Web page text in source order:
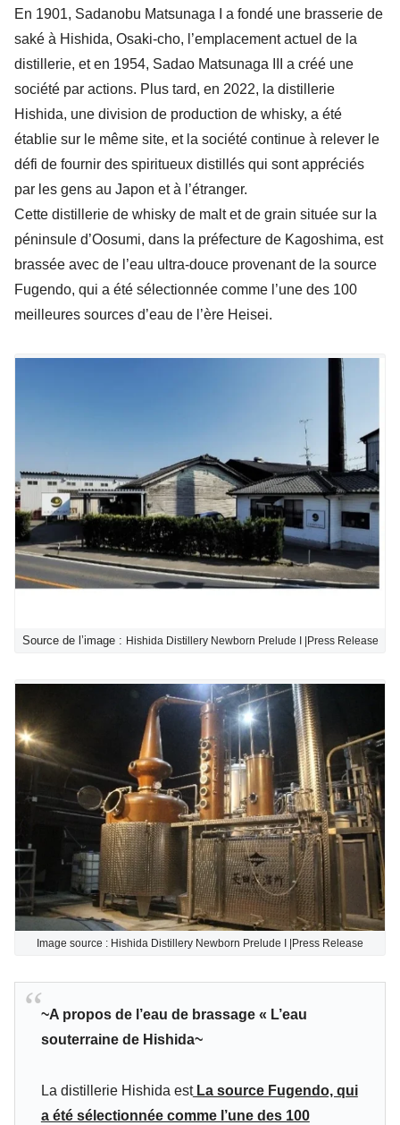
En 1901, Sadanobu Matsunaga I a fondé une brasserie de
saké à Hishida, Osaki-cho, l’emplacement actuel de la
distillerie, et en 1954, Sadao Matsunaga III a créé une
société par actions. Plus tard, en 2022, la distillerie
Hishida, une division de production de whisky, a été
établie sur le même site, et la société continue à relever le
défi de fournir des spiritueux distillés qui sont appréciés
par les gens au Japon et à l’étranger.
Cette distillerie de whisky de malt et de grain située sur la
péninsule d’Oosumi, dans la préfecture de Kagoshima, est
brassée avec de l’eau ultra-douce provenant de la source
Fugendo, qui a été sélectionnée comme l’une des 100
meilleures sources d’eau de l’ère Heisei.
Source de l’image : Hishida Distillery Newborn Prelude I |Press Release
Image source : Hishida Distillery Newborn Prelude I |Press Release
~A propos de l’eau de brassage « L’eau
souterraine de Hishida~
La distillerie Hishida estLa source Fugendo, qui
a été sélectionnée comme l’une des 100